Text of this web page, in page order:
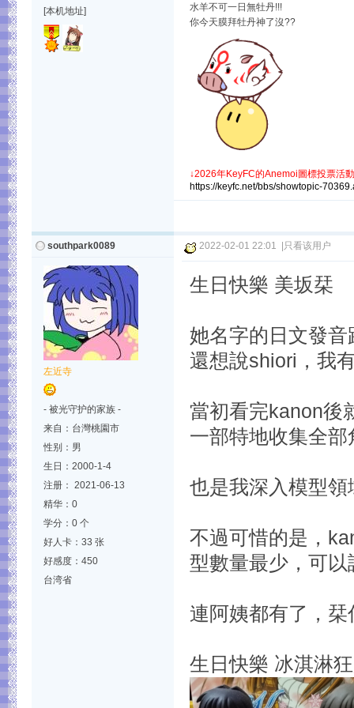
[本机地址]
水羊不可一日無牡丹!!!
你今天膜拜牡丹神了沒??
↓2026年KeyFC的Anemoi圖標投票活
https://keyfc.net/bbs/showtopic-
southpark0089
左近寺
- 被光守护的家族 -
来自：台灣桃園市
性别：男
生日：2000-1-4
注册： 2021-06-13
精华：0
学分：0 个
好人卡：33 张
好感度：450
台湾省
2022-02-01 22:01 只看该用户
生日快樂 美坂栞
她名字的日文發
還想說shiori，我
當初看完kanon後
一部特地收集全
也是我深入模型
不過可惜的是，
型數量最少，可
連阿姨都有了，
生日快樂 冰淇淋